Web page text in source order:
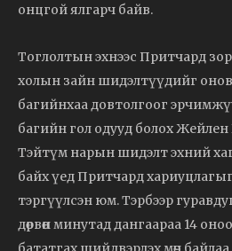
онцгой ялгарч байв.
Тоглолтын эхнээс Притчард
холын зайн шидэлтүүдийг
багийнхаа довтолгоог
багийн гол одууд болох
Тэйтүм нарын шидэлт эхний
байх үед Притчард хариуцлагыг
тэргүүлсэн юм. Тэрбээр
дөрвөн минутад дангаараа 14